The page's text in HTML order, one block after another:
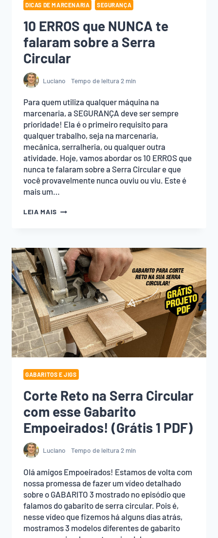
DICAS DE MARCENARIA SEGURANÇA
10 ERROS que NUNCA te
falaram sobre a Serra
Circular
Luciano Tempo de leitura2 min
Para quem utiliza qualquer máquina na
marcenaria, a SEGURANÇA deve ser sempre
prioridade! Ela é o primeiro requisito para
qualquer trabalho, seja na marcenaria,
mecânica, serralheria, ou qualquer outra
atividade. Hoje, vamos abordar os 10 ERROS que
nunca te falaram sobre a Serra Circular e que
você provavelmente nunca ouviu ou viu. Este é
mais um…
LEIA MAIS 10
TE
FALARAM
SOBRE
A
SERRA
CIRCULAR
GABARITOS E JIGS
Corte Reto na Serra Circular
com esse Gabarito
Empoeirados! (Grátis 1 PDF)
Luciano Tempo de leitura2 min
Olá amigos Empoeirados! Estamos de volta com
nossa promessa de fazer um vídeo detalhado
sobre o GABARITO 3 mostrado no episódio que
falamos do gabarito de serra circular. Pois é,
nesse vídeo que fizemos há alguns dias atrás,
mostramos 3 modelos diferentes de gabarito